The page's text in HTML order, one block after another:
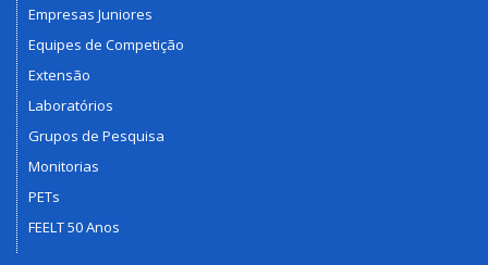
Empresas Juniores
Equipes de Competição
Extensão
Laboratórios
Grupos de Pesquisa
Monitorias
PETs
FEELT 50 Anos